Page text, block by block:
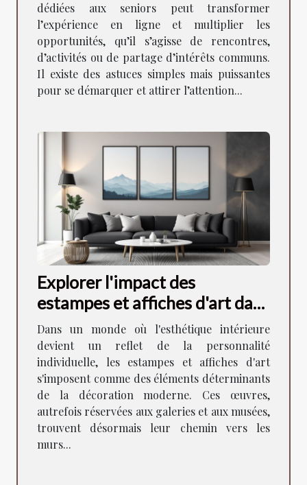
dédiées aux seniors peut transformer
l’expérience en ligne et multiplier les
opportunités, qu’il s’agisse de rencontres,
d’activités ou de partage d’intérêts communs.
Il existe des astuces simples mais puissantes
pour se démarquer et attirer l’attention...
Explorer l'impact des
estampes et affiches d'art dans
la décoration moderne
Dans un monde où l'esthétique intérieure
devient un reflet de la personnalité
individuelle, les estampes et affiches d'art
s'imposent comme des éléments déterminants
de la décoration moderne. Ces œuvres,
autrefois réservées aux galeries et aux musées,
trouvent désormais leur chemin vers les
murs...